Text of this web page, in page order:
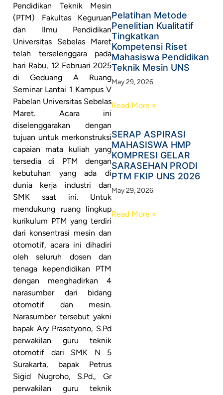
Pendidikan Teknik Mesin
(PTM) Fakultas Keguruan
dan Ilmu Pendidikan
Universitas Sebelas Maret
telah terselenggara pada
hari Rabu, 12 Februari 2025
di Geduang A Ruang
Seminar Lantai 1 Kampus V
Pabelan Universitas Sebelas
Maret. Acara ini
diselenggarakan dengan
tujuan untuk merkonstruksi
capaian mata kuliah yang
tersedia di PTM dengan
kebutuhan yang ada di
dunia kerja industri dan
SMK saat ini. Untuk
mendukung ruang lingkup
kurikulum PTM yang terdiri
dari konsentrasi mesin dan
otomotif, acara ini dihadiri
oleh seluruh dosen dan
tenaga kependidikan PTM
dengan menghadirkan 4
narasumber dari bidang
otomotif dan mesin.
Narasumber tersebut yakni
bapak Ary Prasetyono, S.Pd
perwakilan guru teknik
otomotif dari SMK N 5
Surakarta, bapak Petrus
Sigid Nugroho, S.Pd., Gr
perwakilan guru teknik
Pelatihan Metode
Penelitian Kualitatif
Tingkatkan
Kompetensi Riset
Mahasiswa Pendidikan
Teknik Mesin UNS
May 29, 2026
Read More »
SERAP ASPIRASI
MAHASISWA HMP
KOMPRESI GELAR
SARASEHAN PRODI
PTM FKIP UNS 2026
May 29, 2026
Read More »